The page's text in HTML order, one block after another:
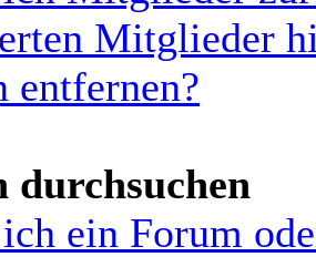
Mitglieder
entfernen?
durchsuchen
ein Forum